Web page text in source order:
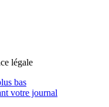
légale
bas
votre journal